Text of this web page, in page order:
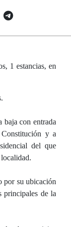
1 estancias, en
baja con entrada
y a
del que
por su ubicación
principales de la